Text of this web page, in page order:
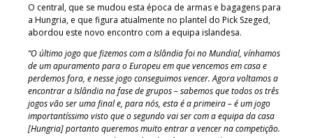
O central, que se mudou esta época de armas e bagagens para
a Hungria, e que figura atualmente no plantel do Pick Szeged,
abordou este novo encontro com a equipa islandesa.
“O último jogo que fizemos com a Islândia foi no Mundial, vínhamos
de um apuramento para o Europeu em que vencemos em casa e
perdemos fora, e nesse jogo conseguimos vencer. Agora voltamos a
encontrar a Islândia na fase de grupos – sabemos que todos os três
jogos vão ser uma final e, para nós, esta é a primeira – é um jogo
importantíssimo visto que o segundo vai ser com a equipa da casa
[Hungria] portanto queremos muito entrar a vencer na competição.